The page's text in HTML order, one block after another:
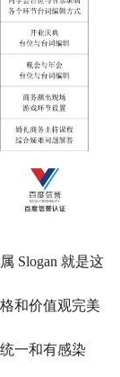
Slogan 就是这
和价值观完美
一和有感染